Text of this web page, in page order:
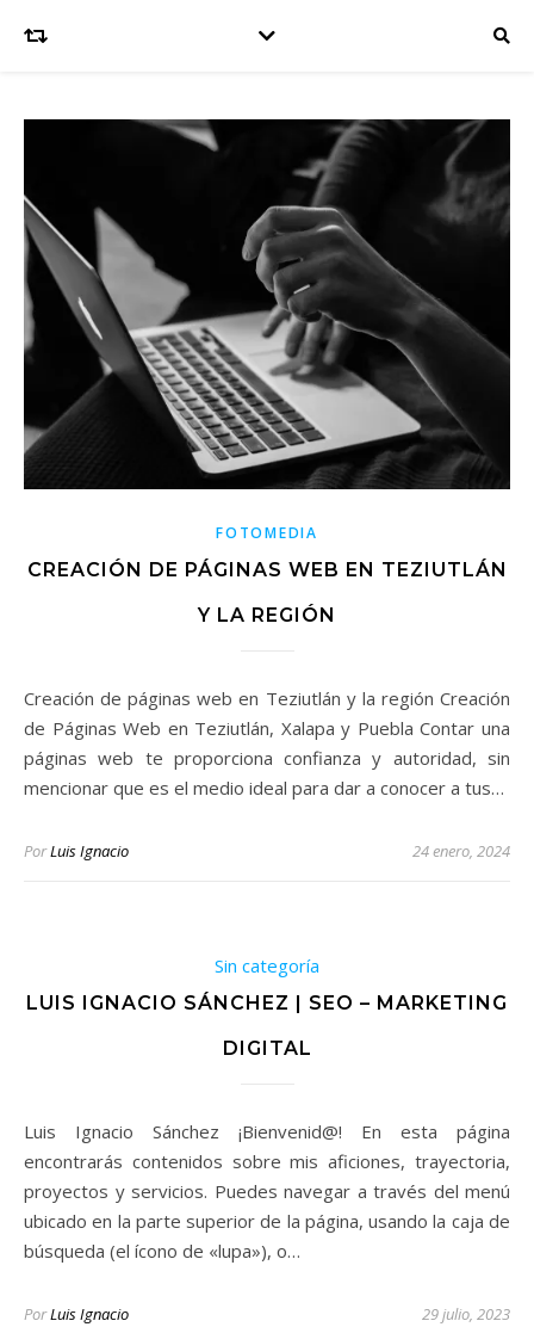
FOTOMEDIA
CREACIÓN DE PÁGINAS WEB EN TEZIUTLÁN
Y LA REGIÓN
Creación de páginas web en Teziutlán y la región Creación
de Páginas Web en Teziutlán, Xalapa y Puebla Contar una
páginas web te proporciona confianza y autoridad, sin
mencionar que es el medio ideal para dar a conocer a tus…
PorLuis Ignacio 24 enero, 2024
Sin categoría
LUIS IGNACIO SÁNCHEZ | SEO – MARKETING
DIGITAL
Luis Ignacio Sánchez ¡Bienvenid@! En esta página
encontrarás contenidos sobre mis aficiones, trayectoria,
proyectos y servicios. Puedes navegar a través del menú
ubicado en la parte superior de la página, usando la caja de
búsqueda (el ícono de «lupa»), o…
PorLuis Ignacio 29 julio, 2023